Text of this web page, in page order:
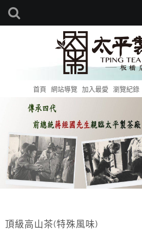
首頁 網站導覽 加入最愛 瀏覽紀錄
頂級高山茶(特殊風味)